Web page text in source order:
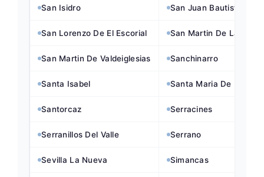
San Isidro San Juan Bautista
San Lorenzo De El Escorial San Martin De La Vega
San Martin De Valdeiglesias Sanchinarro
Santa Isabel Santa Maria De La
Santorcaz Serracines
Serranillos Del Valle Serrano
Sevilla La Nueva Simancas